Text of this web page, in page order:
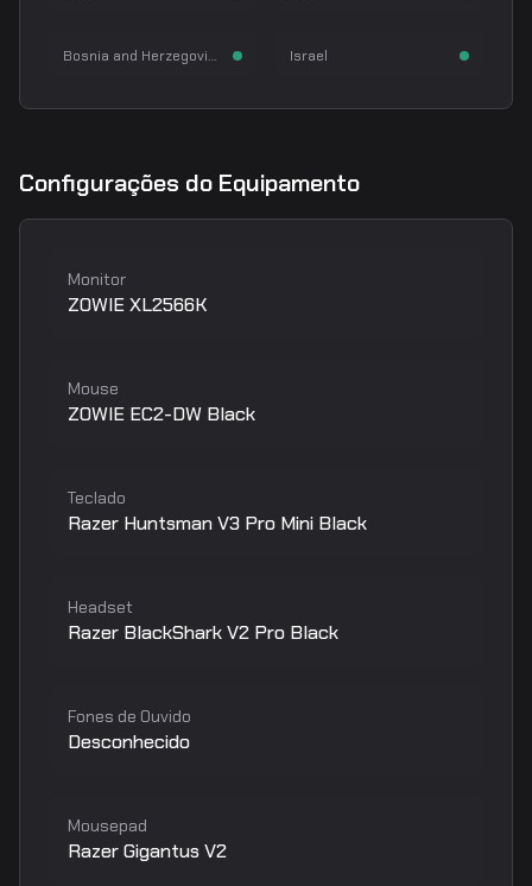
Rifler
Bosnia and Herzegovina Rifler
Israel
Configurações do Equipamento
Monitor
ZOWIE XL2566K
Mouse
ZOWIE EC2-DW Black
Teclado
Razer Huntsman V3 Pro Mini Black
Headset
Razer BlackShark V2 Pro Black
Fones de Ouvido
Desconhecido
Mousepad
Razer Gigantus V2